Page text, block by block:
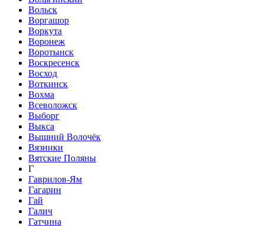
Вольск
Воргашор
Воркута
Воронеж
Воротынск
Воскресенск
Восход
Воткинск
Вохма
Всеволожск
Выборг
Выкса
Вышний Волочёк
Вязники
Вятские Поляны
Г
Гаврилов-Ям
Гагарин
Гай
Галич
Гатчина